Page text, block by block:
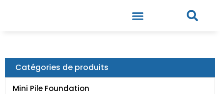
Catégories de produits
Mini Pile Foundation